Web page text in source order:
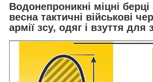
Водонепроникні міцні
весна тактичні військові
армії зсу, одяг і взуття для